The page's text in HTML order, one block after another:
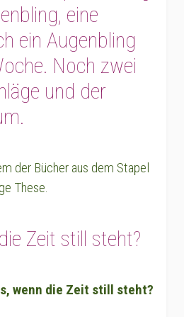
eine
ein Augenbling
Noch zwei
und der
der Bücher aus dem Stapel
These.
Zeit still steht?
wenn die Zeit still steht?